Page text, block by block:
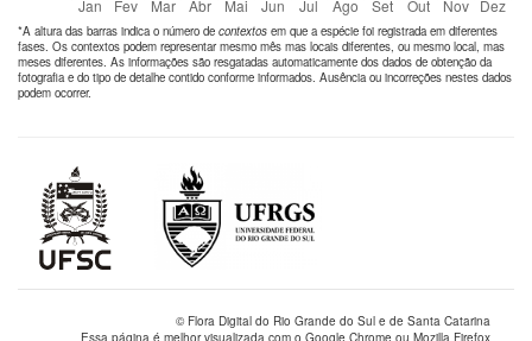
*A altura das barras indica o número de contextos em que a espécie foi registrada em diferentes
fases. Os contextos podem representar mesmo mês mas locais diferentes, ou mesmo local, mas
meses diferentes. As informações são resgatadas automaticamente dos dados de obtenção da
fotografia e do tipo de detalhe contido conforme informados. Ausência ou incorreções nestes dados
podem ocorrer.
© Flora Digital do Rio Grande do Sul e de Santa Catarina